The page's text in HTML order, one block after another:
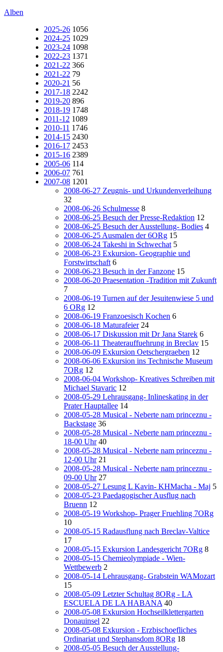
Alben
2025-26 1056
2024-25 1029
2023-24 1098
2022-23 1371
2021-22 366
2021-22 79
2020-21 56
2017-18 2242
2019-20 896
2018-19 1748
2011-12 1089
2010-11 1746
2014-15 2430
2016-17 2453
2015-16 2389
2005-06 114
2006-07 761
2007-08 1201
2008-06-27 Zeugnis- und Urkundenverleihung
32
2008-06-26 Schulmesse 8
2008-06-25 Besuch der Presse-Redaktion 12
2008-06-25 Besuch der Ausstellung- Bodies 4
2008-06-25 Ausmalen der 6ORg 15
2008-06-24 Takeshi in Schwechat 5
2008-06-23 Exkursion- Geographie und
Forstwirtschaft 6
2008-06-23 Besuch in der Fanzone 15
2008-06-20 Praesentation -Tradition mit Zukunft
7
2008-06-19 Turnen auf der Jesuitenwiese 5 und
6 ORg 12
2008-06-19 Franzoesisch Kochen 6
2008-06-18 Maturafeier 24
2008-06-17 Diskussion mit Dr Jana Starek 6
2008-06-11 Theaterauffuehrung in Breclav 15
2008-06-09 Exkursion Oetschergraeben 12
2008-06-06 Exkursion ins Technische Museum
7ORg 12
2008-06-04 Workshop- Kreatives Schreiben mit
Michael Stavaric 12
2008-05-29 Lehrausgang- Inlineskating in der
Prater Hauptallee 14
2008-05-28 Musical - Neberte nam princeznu -
Backstage 36
2008-05-28 Musical - Neberte nam princeznu -
18-00 Uhr 40
2008-05-28 Musical - Neberte nam princeznu -
12-00 Uhr 21
2008-05-28 Musical - Neberte nam princeznu -
09-00 Uhr 27
2008-05-27 Lesung L Kavin- KHMacha - Maj 5
2008-05-23 Paedagogischer Ausflug nach
Bruenn 12
2008-05-19 Workshop- Prager Fruehling 7ORg
10
2008-05-15 Radausflung nach Breclav-Valtice
17
2008-05-15 Exkursion Landesgericht 7ORg 8
2008-05-15 Chemieolympiade - Wien-
Wettbewerb 2
2008-05-14 Lehrausgang- Grabstein WAMozart
15
2008-05-09 Letzter Schultag 8ORg - LA
ESCUELA DE LA HABANA 40
2008-05-08 Exkursion Hochseilklettergarten
Donauinsel 22
2008-05-08 Exkursion - Erzbischoefliches
Ordinariat und Stephansdom 8ORg 18
2008-05-05 Besuch der Ausstellung-